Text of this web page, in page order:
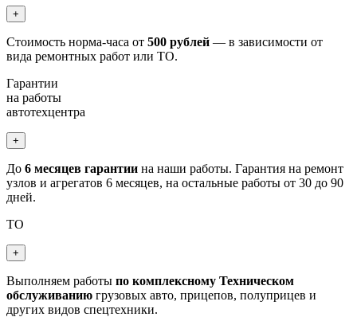
+
Стоимость норма-часа от 500 рублей — в зависимости от
вида ремонтных работ или ТО.
Гарантии
на работы
автотехцентра
+
До 6 месяцев гарантии на наши работы. Гарантия на ремонт
узлов и агрегатов 6 месяцев, на остальные работы от 30 до 90
дней.
ТО
+
Выполняем работы по комплексному Техническом
обслуживанию грузовых авто, прицепов, полуприцев и
других видов спецтехники.